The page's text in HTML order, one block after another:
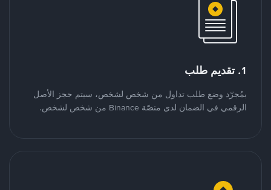
1. تقديم طلب
بمُجرّد وضع طلب تداول من شخص لشخص، سيتم حجز الأصل
الرقمي في الضمان لدى منصّة Binance من شخص لشخص.